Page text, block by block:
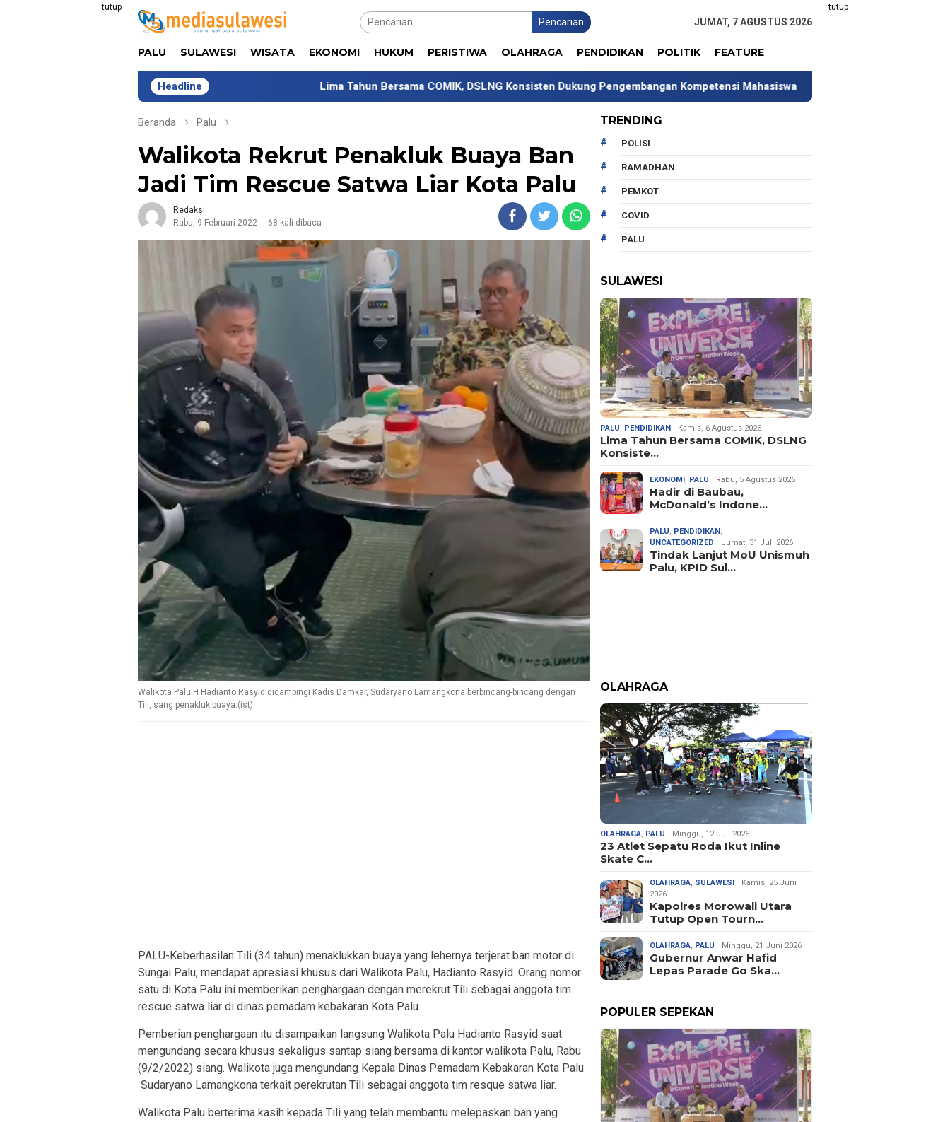
tutup tutup
Pencarian JUMAT, 7 AGUSTUS 2026
PALU SULAWESI WISATA EKONOMI HUKUM PERISTIWA OLAHRAGA PENDIDIKAN POLITIK FEATURE
Headline Lima Tahun Bersama COMIK, DSLNG Konsisten Dukung Pengembangan Kompetensi Mahasiswa Tim Universitas Indonesia Jalani
Beranda Palu
Walikota Rekrut Penakluk Buaya Ban
Jadi Tim Rescue Satwa Liar Kota Palu
Redaksi
Rabu, 9 Februari 2022
68 kali dibaca
Walikota Palu H Hadianto Rasyid didampingi Kadis Damkar, Sudaryano Lamangkona berbincang-bincang dengan
Tili, sang penakluk buaya.(ist)
PALU-Keberhasilan Tili (34 tahun) menaklukkan buaya yang lehernya terjerat ban motor di
Sungai Palu, mendapat apresiasi khusus dari Walikota Palu, Hadianto Rasyid. Orang nomor
satu di Kota Palu ini memberikan penghargaan dengan merekrut Tili sebagai anggota tim
rescue satwa liar di dinas pemadam kebakaran Kota Palu.
Pemberian penghargaan itu disampaikan langsung Walikota Palu Hadianto Rasyid saat
mengundang secara khusus sekaligus santap siang bersama di kantor walikota Palu, Rabu
(9/2/2022) siang. Walikota juga mengundang Kepala Dinas Pemadam Kebakaran Kota Palu
Sudaryano Lamangkona terkait perekrutan Tili sebagai anggota tim resque satwa liar.
Walikota Palu berterima kasih kepada Tili yang telah membantu melepaskan ban yang
TRENDING
POLISI
RAMADHAN
PEMKOT
COVID
PALU
SULAWESI
PALU, PENDIDIKAN Kamis, 6 Agustus 2026
Lima Tahun Bersama COMIK, DSLNG
Konsiste…
EKONOMI, PALU Rabu, 5 Agustus 2026
Hadir di Baubau,
McDonald’s Indone…
PALU, PENDIDIKAN,
UNCATEGORIZED
Jumat, 31 Juli 2026
Tindak Lanjut MoU Unismuh
Palu, KPID Sul…
OLAHRAGA
OLAHRAGA PALU Minggu, 12 Juli 2026
23 Atlet Sepatu Roda Ikut Inline
Skate C…
OLAHRAGA SULAWESI
Kamis, 25 Juni
2026
Kapolres Morowali Utara
Tutup Open Tourn…
OLAHRAGA PALU Minggu, 21 Juni 2026
Gubernur Anwar Hafid
Lepas Parade Go Ska…
POPULER SEPEKAN